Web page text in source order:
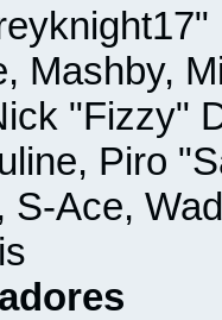
Mashby,
"Fizzy"
Piro
S-Ace,